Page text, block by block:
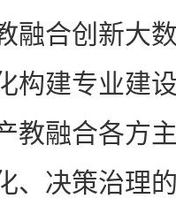
融合创新大
构建专业建
教融合各方
、决策治理